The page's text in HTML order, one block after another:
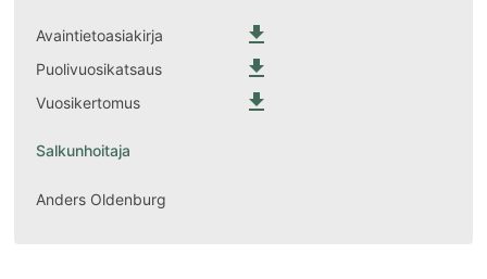
Avaintietoasiakirja 
Puolivuosikatsaus 
Vuosikertomus 
Salkunhoitaja
Anders Oldenburg